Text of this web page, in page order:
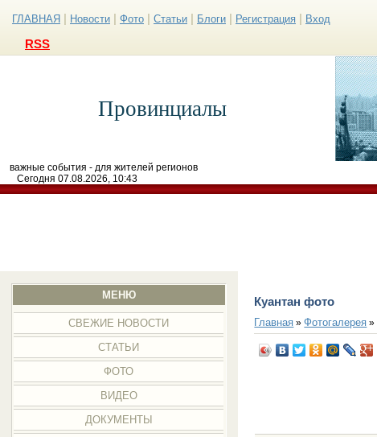
ГЛАВНАЯ Новости Фото Статьи Блоги Регистрация Вход
RSS
Провинциалы
важные события - для жителей регионов
Сегодня 07.08.2026, 10:43
МЕНЮ
СВЕЖИЕ НОВОСТИ
СТАТЬИ
ФОТО
ВИДЕО
ДОКУМЕНТЫ
Куантан фото
Главная »Фотогалерея »